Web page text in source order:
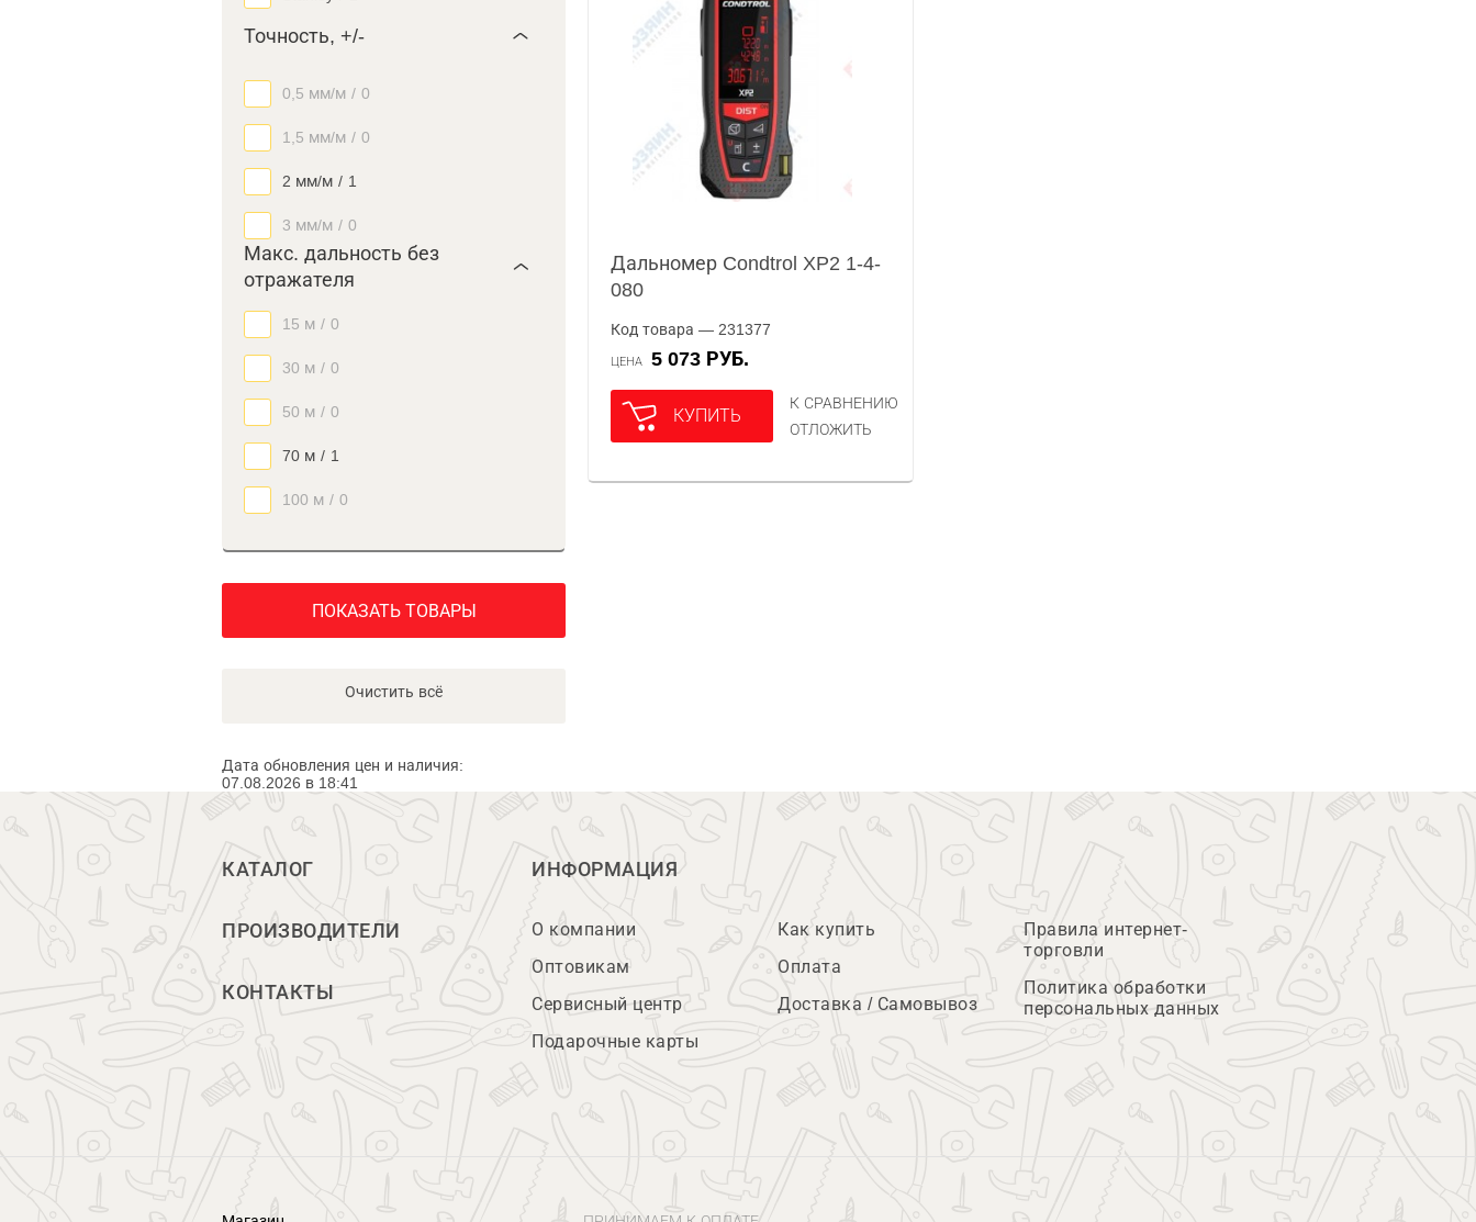
Точность, +/-
0,5 мм/м / 0
1,5 мм/м / 0
2 мм/м / 1
3 мм/м / 0
Макс. дальность без
отражателя
15 м / 0
30 м / 0
50 м / 0
70 м / 1
100 м / 0
ПОКАЗАТЬ ТОВАРЫ
Очистить всё
Дата обновления цен и наличия:
07.08.2026 в 18:41
Дальномер Condtrol XP2 1-4-
080
Код товара — 231377
ЦЕНА 5 073 РУБ.
КУПИТЬ
К СРАВНЕНИЮ
ОТЛОЖИТЬ
КАТАЛОГ
ПРОИЗВОДИТЕЛИ
КОНТАКТЫ
ИНФОРМАЦИЯ
О компании
Оптовикам
Сервисный центр
Подарочные карты
Как купить
Оплата
Доставка / Самовывоз
Правила интернет-
торговли
Политика обработки
персональных данных